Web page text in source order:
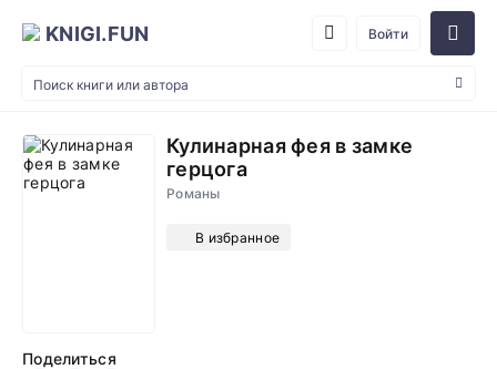
KNIGI.FUN Войти
Кулинарная фея в замке
герцога
Романы
В избранное
Поделиться